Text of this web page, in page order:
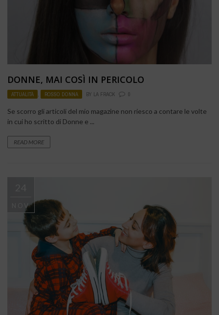
DONNE, MAI COSÌ IN PERICOLO
ATTUALITÀ , ROSSO DONNA BY LA FRACK 0
Se scorro gli articoli del mio magazine non riesco a contare le volte
in cui ho scritto di Donne e ...
READ MORE
NOV